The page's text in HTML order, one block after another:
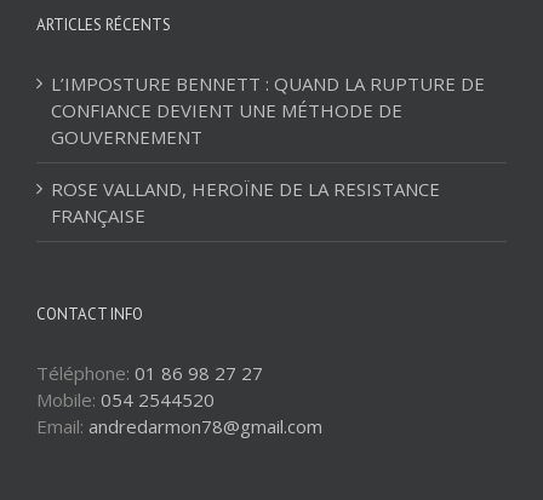
ARTICLES RÉCENTS
L’IMPOSTURE BENNETT : QUAND LA RUPTURE DE
CONFIANCE DEVIENT UNE MÉTHODE DE
GOUVERNEMENT
ROSE VALLAND, HEROÏNE DE LA RESISTANCE
FRANÇAISE
CONTACT INFO
Téléphone: 01 86 98 27 27
Mobile: 054 2544520
Email: andredarmon78@gmail.com